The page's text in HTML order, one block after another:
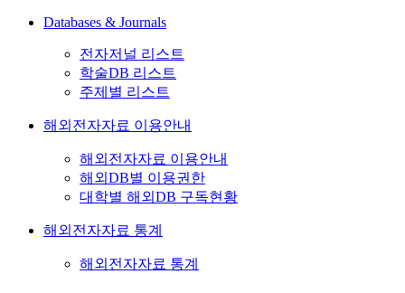
Databases & Journals
전자저널 리스트
학술DB 리스트
주제별 리스트
해외전자자료 이용안내
해외전자자료 이용안내
해외DB별 이용권한
대학별 해외DB 구독현황
해외전자자료 통계
해외전자자료 통계